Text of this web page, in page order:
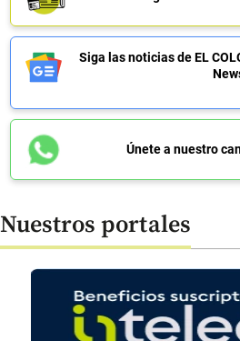
Siga las noticias de EL
Únete a nuestro
Nuestros portales